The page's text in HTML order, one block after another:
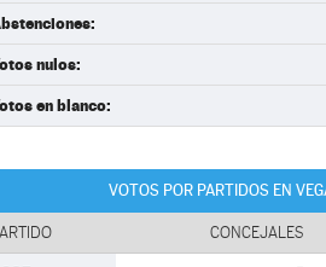
nulos:
en blanco:
VOTOS POR PARTIDOS EN
CONCEJALES